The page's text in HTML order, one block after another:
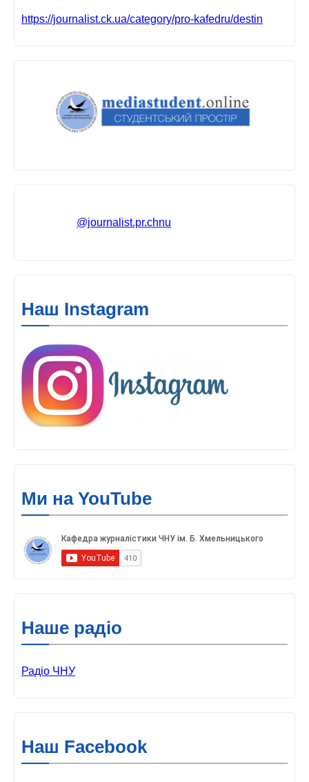
https://journalist.ck.ua/category/pro-kafedru/destin
@journalist.pr.chnu
Наш Instagram
Ми на YouTube
Наше радіо
Радіо ЧНУ
Наш Facebook